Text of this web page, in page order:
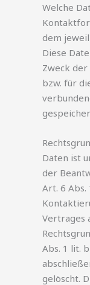
Welche
dem
Diese
Zweck
bzw. für
Daten ist
der
Art. 6 Abs.
Vertrages
Abs. 1 lit.
gelöscht.